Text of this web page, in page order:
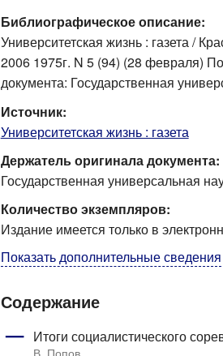
Библиографическое описание:
Университетская жизнь : газета /
2006 1975г. N 5 (94) (28 февраля)
документа: Государственная
Источник:
Университетская жизнь : газета
Держатель оригинала документа:
Государственная универсальная
Количество экземпляров:
Издание имеется только в
Показать дополнительные сведения
Содержание
Итоги социалистического
В. Попов